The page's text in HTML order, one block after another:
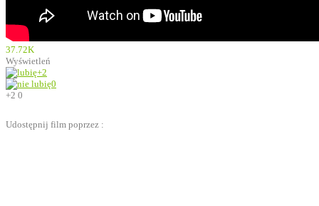
37.72K
Wyświetleń
+2
0
+2 0
Udostępnij film poprzez :